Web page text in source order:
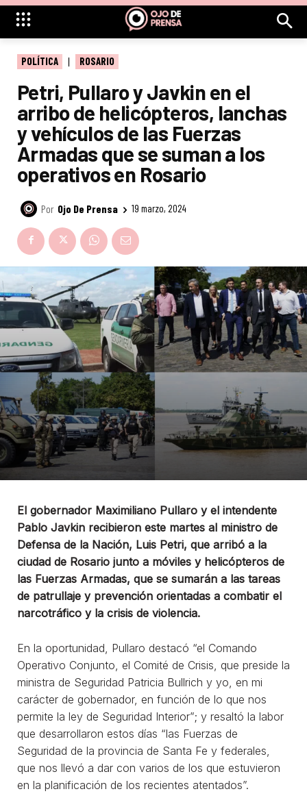
POLÍTICA ROSARIO
Petri, Pullaro y Javkin en el
arribo de helicópteros, lanchas
y vehículos de las Fuerzas
Armadas que se suman a los
operativos en Rosario
Por Ojo De Prensa 19 marzo, 2024
El gobernador Maximiliano Pullaro y el intendente
Pablo Javkin recibieron este martes al ministro de
Defensa de la Nación, Luis Petri, que arribó a la
ciudad de Rosario junto a móviles y helicópteros de
las Fuerzas Armadas, que se sumarán a las tareas
de patrullaje y prevención orientadas a combatir el
narcotráfico y la crisis de violencia.
En la oportunidad, Pullaro destacó “el Comando
Operativo Conjunto, el Comité de Crisis, que preside la
ministra de Seguridad Patricia Bullrich y yo, en mi
carácter de gobernador, en función de lo que nos
permite la ley de Seguridad Interior”; y resaltó la labor
que desarrollaron estos días “las Fuerzas de
Seguridad de la provincia de Santa Fe y federales,
que nos llevó a dar con varios de los que estuvieron
en la planificación de los recientes atentados”.